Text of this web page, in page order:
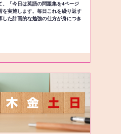
、「今日は英語の問題集を4ページ
を実施します。毎日これを繰り返す
した計画的な勉強の仕方が身につき